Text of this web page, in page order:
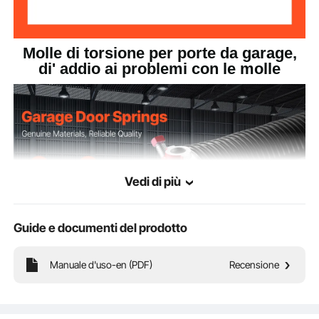
Molle di torsione per porte da garage,
di' addio ai problemi con le molle
Vedi di più
Guide e documenti del prodotto
Manuale d'uso-en (PDF) Recensione